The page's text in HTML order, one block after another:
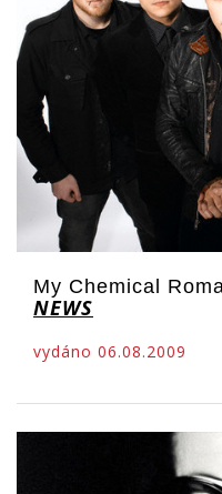
My Chemical
NEWS
vydáno 06.08.2009